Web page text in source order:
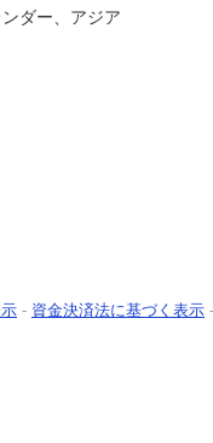
ダー、アジア
- 資金決済法に基づく表示 -